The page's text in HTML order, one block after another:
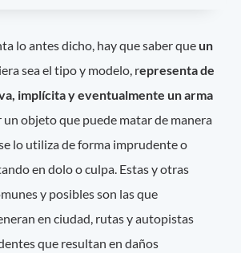
lo antes dicho, hay que saber que un
sea el tipo y modelo, representa de
implícita y eventualmente un arma
un objeto que puede matar de manera
lo utiliza de forma imprudente o
en dolo o culpa. Estas y otras
y posibles son las que
en ciudad, rutas y autopistas
que resultan en daños